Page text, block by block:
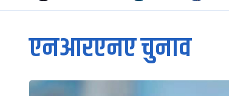
एनआरएनए चुनाव